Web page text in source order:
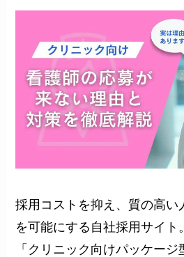
採用コストを抑え、質の高い
を可能にする自社採用サイト。
「クリニック向けパッケー